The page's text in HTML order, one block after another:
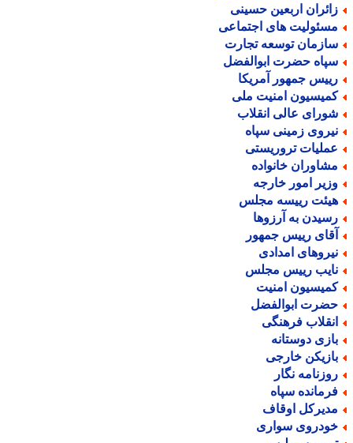
اربعین حسینی
های اجتماعی
توسعه تجارت
حضرت ابوالفضل
جمهور آمریکا
امنیت ملی
عالی انقلاب
زمینی سپاه
تروریستی
خانواده
امور خارجه
رییسه مجلس
به آرزوها
رییس جمهور
امدادی
رییس مجلس
امنیت
ابوالفضل
فرهنگی
دوستانه
خارجی
نگار
سپاه
اوقاف
سواری